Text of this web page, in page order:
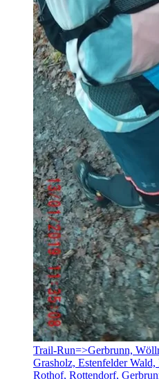
Trail-Run=>Gerbrunn,
Grasholz, Estenfelder
Rothof, Rottendorf,